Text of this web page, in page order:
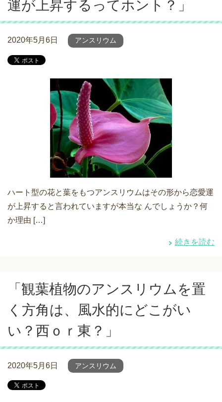
運が上昇するってホント？」
2020年5月6日 アンスリウム
ハート型の花と葉をもつアンスリウムはその形から恋愛運
が上昇すると言われていますが本当な んでしょうか？何
か理由 […]
続きを読む
「観葉植物のアンスリウムを置
く方角は、風水的にどこがい
い？西ｏｒ東？」
2020年5月6日 アンスリウム